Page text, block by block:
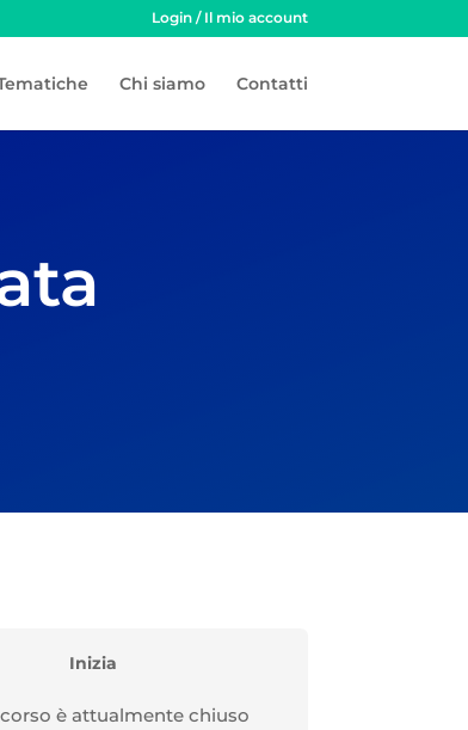
Login / Il mio account
Chi siamo Contatti
Inizia
è attualmente chiuso